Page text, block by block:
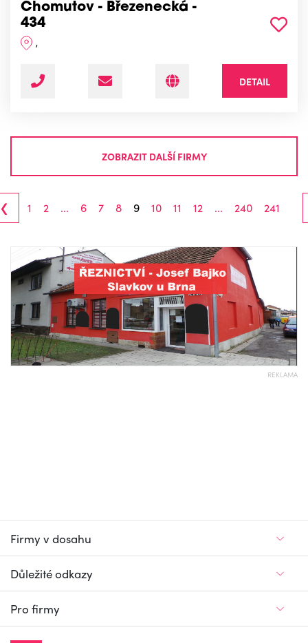
Chomutov - Březenecká -
434
,
DETAIL
ZOBRAZIT DALŠÍ FIRMY
‹ 1 2 ... 6 7 8 9 10 11 12 ... 240 241
REKLAMA
Firmy v dosahu
Důležité odkazy
Pro firmy